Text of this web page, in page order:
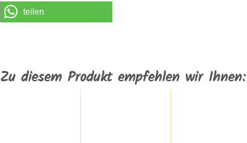
teilen
Zu diesem Produkt empfehlen wir Ihnen: